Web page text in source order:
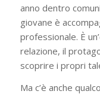
anno dentro
giovane è
professionale. È
relazione, il
scoprire i propri
Ma c’è anche